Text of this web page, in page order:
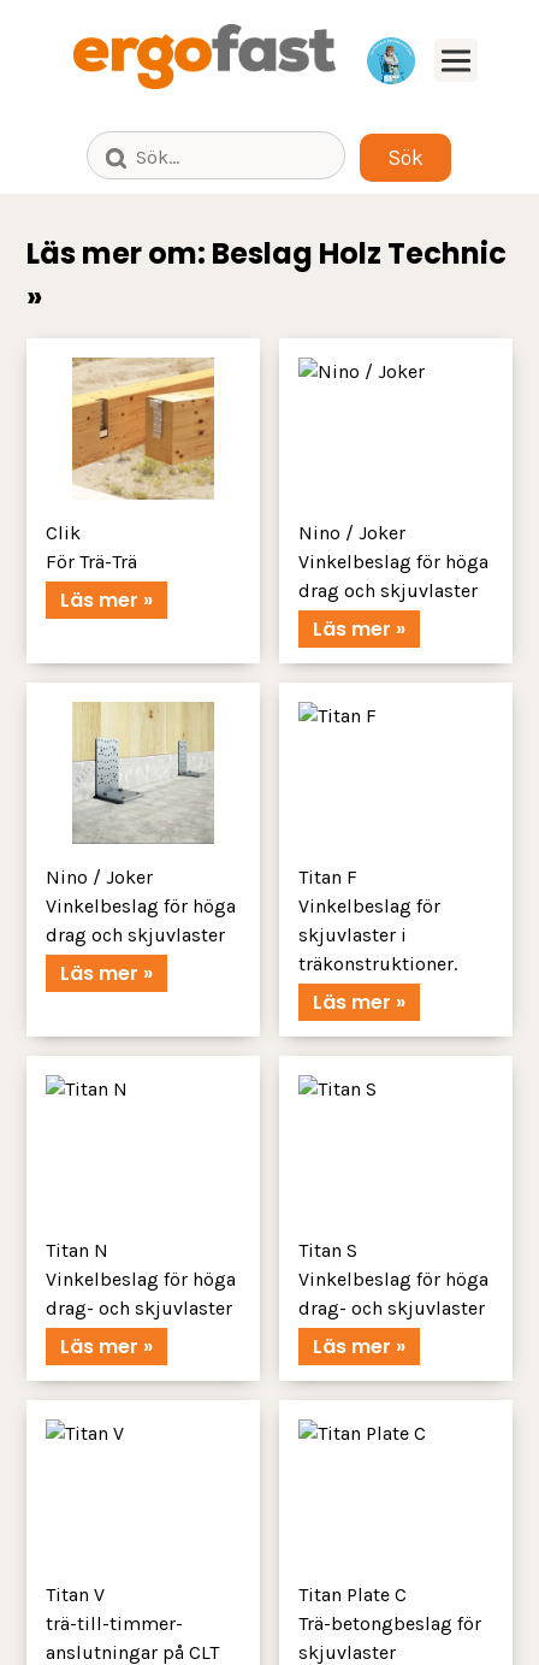
Läs mer om: Beslag Holz Technic
»
Clik
För Trä-Trä
Läs mer »
Nino / Joker
Vinkelbeslag för höga
drag och skjuvlaster
Läs mer »
Nino / Joker
Vinkelbeslag för höga
drag och skjuvlaster
Läs mer »
Titan F
Vinkelbeslag för
skjuvlaster i
träkonstruktioner.
Läs mer »
Titan N
Vinkelbeslag för höga
drag- och skjuvlaster
Läs mer »
Titan S
Vinkelbeslag för höga
drag- och skjuvlaster
Läs mer »
Titan V
trä-till-timmer-
anslutningar på CLT
Titan Plate C
Trä-betongbeslag för
skjuvlaster
Bläddra fram till säljaren för ditt